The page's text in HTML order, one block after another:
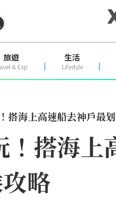
旅遊
& Exp
生活
Lifestyle
搭海上高速船去神戶最
！搭海
略